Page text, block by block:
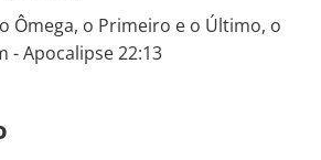
Ômega, o Primeiro e o Último, o
- Apocalipse 22:13